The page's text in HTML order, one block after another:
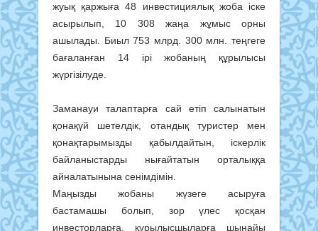
жуық қаржыға 48 инвестициялық жоба іске
асырылып, 10 308 жаңа жұмыс орны
ашылады. Биыл 753 млрд. 300 млн. теңгеге
бағаланған 14 ірі жобаның құрылысы
жүргізілуде.
Заманауи талаптарға сай етіп салынатын
қонақүй шетелдік, отандық туристер мен
қонақтарымызды қабылдайтын, іскерлік
байланыстарды нығайтатын орталыққа
айналатынына сенімдімін.
Маңызды жобаны жүзеге асыруға
бастамашы болып, зор үлес қосқан
инвесторларға, құрылысшыларға шынайы